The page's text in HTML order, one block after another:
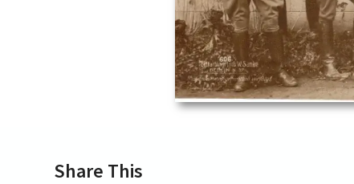
Share This